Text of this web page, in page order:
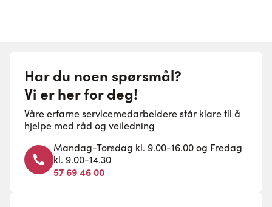
Har du noen spørsmål?
Vi er her for deg!
Våre erfarne servicemedarbeidere står klare til å
hjelpe med råd og veiledning
Mandag-Torsdag kl. 9.00-16.00 og Fredag
kl. 9.00-14.30
57 69 46 00